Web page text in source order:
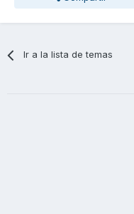
Ir a la lista de temas